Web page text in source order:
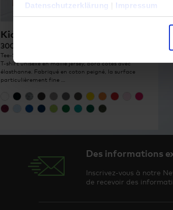
Datenschutzerklärung
Impressum
Kid’s Premium-T
300 (white) 399 (couleurs)
Tee-Shirt, single jersey, 100 % coton, 180 g/m², 92–164.
T-shirt unisexe en maille jersey, bord côtes avec
élasthanne. Fabriqué en coton peigné, la surface
particulièrement fine …
Des informations
Inscrivez-vous à notre
de recevoir des